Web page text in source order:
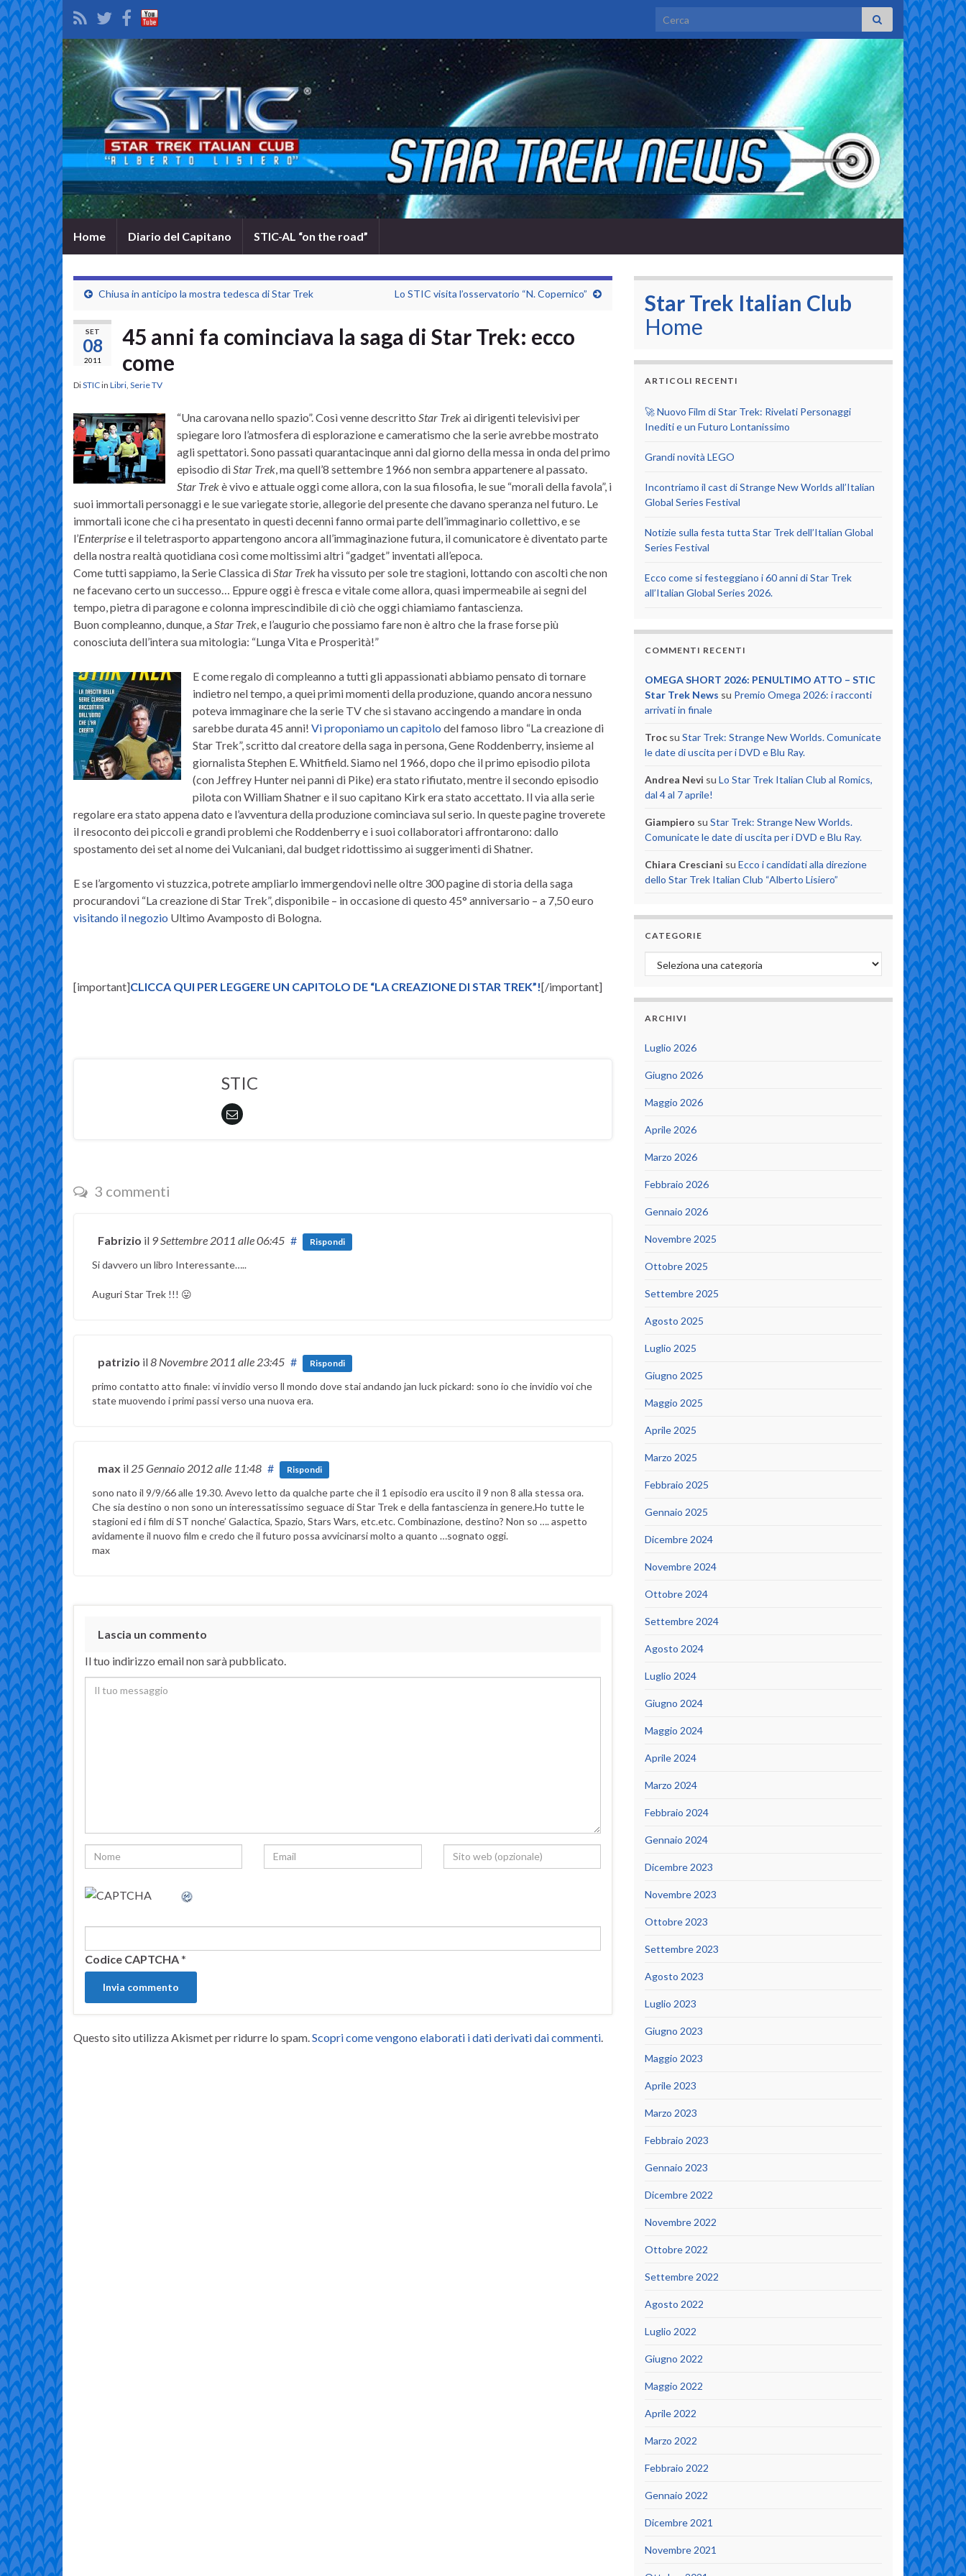
Search for:
Home Diario del Capitano STIC-AL “on the road”
Chiusa in anticipo la mostra tedesca di Star Trek Lo STIC visita l’osservatorio “N. Copernico”
SET
08
2011
45 anni fa cominciava la saga di Star Trek: ecco
come
DiSTICin Libri, Serie TV
“Una carovana nello spazio”. Così venne descritto Star Trekai dirigenti televisivi per
spiegare loro l’atmosfera di esplorazione e cameratismo che la serie avrebbe mostrato
agli spettatori. Sono passati quarantacinque anni dal giorno della messa in onda del primo
episodio diStar Trek, ma quell’8 settembre 1966 non sembra appartenere al passato.
Star Trekè vivo e attuale oggi come allora, con la sua filosofia, le sue “morali della favola”, i
suoi immortali personaggi e le sue variegate storie, allegorie del presente che davano speranza nel futuro. Le
immortali icone che ci ha presentato in questi decenni fanno ormai parte dell’immaginario collettivo, e se
l’Enterprisee il teletrasporto appartengono ancora all’immaginazione futura, il comunicatore è diventato parte
della nostra realtà quotidiana così come moltissimi altri “gadget” inventati all’epoca.
Come tutti sappiamo, la Serie Classica diStar Trekha vissuto per sole tre stagioni, lottando con ascolti che non
ne facevano certo un successo… Eppure oggi è fresca e vitale come allora, quasi impermeabile ai segni del
tempo, pietra di paragone e colonna imprescindibile di ciò che oggi chiamiamo fantascienza.
Buon compleanno, dunque, aStar Trek, e l’augurio che possiamo fare non è altro che la frase forse più
conosciuta dell’intera sua mitologia: “Lunga Vita e Prosperità!”
E come regalo di compleanno a tutti gli appassionati abbiamo pensato di tornare
indietro nel tempo, a quei primi momenti della produzione, quando ancora nessuno
poteva immaginare che la serie TV che si stavano accingendo a mandare in onda
sarebbe durata 45 anni! Vi proponiamo un capitolo del famoso libro “La creazione di
Star Trek”, scritto dal creatore della saga in persona, Gene Roddenberry, insieme al
giornalista Stephen E. Whitfield. Siamo nel 1966, dopo che il primo episodio pilota
(con Jeffrey Hunter nei panni di Pike) era stato rifiutato, mentre il secondo episodio
pilota con William Shatner e il suo capitano Kirk era stato accettato. Il via alla serie
regolare era stato appena dato e l’avventura della produzione cominciava sul serio. In queste pagine troverete
il resoconto dei piccoli e grandi problemi che Roddenberry e i suoi collaboratori affrontarono: dallo
spostamento dei set al nome dei Vulcaniani, dal budget ridottissimo ai suggerimenti di Shatner.
E se l’argomento vi stuzzica, potrete ampliarlo immergendovi nelle oltre 300 pagine di storiadella saga
procurandovi “La creazione di Star Trek”, disponibile – in occasione di questo 45° anniversario – a 7,50 euro
visitando il negozio Ultimo Avamposto di Bologna.
[important]CLICCA QUI PER LEGGERE UN CAPITOLO DE “LA CREAZIONE DI STAR TREK”![/important]
STIC
3 commenti
Fabrizio il 9 Settembre 2011 alle 06:45 # Rispondi
Si davvero un libro Interessante…..
Auguri Star Trek !!! 😛
patrizio il8 Novembre 2011 alle 23:45 # Rispondi
primo contatto atto finale: vi invidio verso ll mondo dove stai andando jan luck pickard: sono io che invidio voi che
state muovendo i primi passi verso una nuova era.
max il 25 Gennaio 2012alle 11:48 # Rispondi
sono nato il 9/9/66 alle 19.30. Avevo letto da qualche parte che il 1 episodio era uscito il 9 non 8 alla stessa ora.
Che sia destino o non sono un interessatissimo seguace di Star Trek e della fantascienza in genere.Ho tutte le
stagioni ed i film di ST nonche’ Galactica, Spazio, Stars Wars, etc.etc. Combinazione, destino? Non so …. aspetto
avidamente il nuovo film e credo che il futuro possa avvicinarsi molto a quanto …sognato oggi.
max
Lascia un commento
Il tuo indirizzo email non sarà pubblicato.
Codice CAPTCHA*
Questo sito utilizza Akismet per ridurre lo spam.Scopri come vengono elaborati i dati derivati dai commenti.
Star Trek Italian Club
Home
ARTICOLI RECENTI
🚀 Nuovo Film di Star Trek: Rivelati Personaggi
Inediti e un Futuro Lontanissimo
Grandi novità LEGO
Incontriamo il cast di Strange New Worlds all’Italian
Global Series Festival
Notizie sulla festa tutta Star Trek dell’Italian Global
Series Festival
Ecco come si festeggiano i 60 anni di Star Trek
all’Italian Global Series 2026.
COMMENTI RECENTI
OMEGA SHORT 2026: PENULTIMO ATTO – STIC
Star Trek News su Premio Omega 2026: i racconti
arrivati in finale
Troc su Star Trek: Strange New Worlds. Comunicate
le date di uscita per i DVD e Blu Ray.
Andrea Nevi su Lo Star Trek Italian Club al Romics,
dal 4 al 7 aprile!
Giampiero su Star Trek: Strange New Worlds.
Comunicate le date di uscita per i DVD e Blu Ray.
Chiara Cresciani su Ecco i candidati alla direzione
dello Star Trek Italian Club “Alberto Lisiero”
CATEGORIE
Categorie
ARCHIVI
Luglio 2026
Giugno 2026
Maggio 2026
Aprile 2026
Marzo 2026
Febbraio 2026
Gennaio 2026
Novembre 2025
Ottobre 2025
Settembre 2025
Agosto 2025
Luglio 2025
Giugno 2025
Maggio 2025
Aprile 2025
Marzo 2025
Febbraio 2025
Gennaio 2025
Dicembre 2024
Novembre 2024
Ottobre 2024
Settembre 2024
Agosto 2024
Luglio 2024
Giugno 2024
Maggio 2024
Aprile 2024
Marzo 2024
Febbraio 2024
Gennaio 2024
Dicembre 2023
Novembre 2023
Ottobre 2023
Settembre 2023
Agosto 2023
Luglio 2023
Giugno 2023
Maggio 2023
Aprile 2023
Marzo 2023
Febbraio 2023
Gennaio 2023
Dicembre 2022
Novembre 2022
Ottobre 2022
Settembre 2022
Agosto 2022
Luglio 2022
Giugno 2022
Maggio 2022
Aprile 2022
Marzo 2022
Febbraio 2022
Gennaio 2022
Dicembre 2021
Novembre 2021